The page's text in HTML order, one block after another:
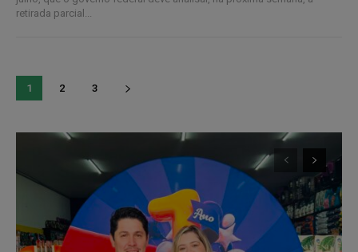
retirada parcial...
1 2 3